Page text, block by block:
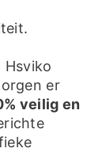
er
veilig en